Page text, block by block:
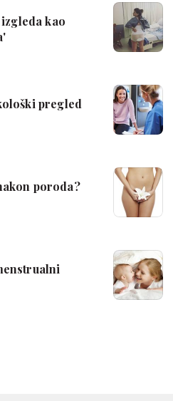
kao
pregled
poroda?